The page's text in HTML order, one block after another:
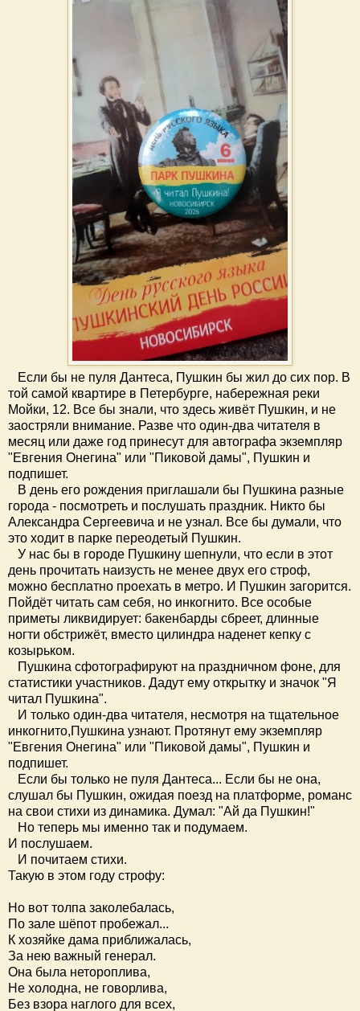
Если бы не пуля Дантеса, Пушкин бы жил до сих пор. В
той самой квартире в Петербурге, набережная реки
Мойки, 12. Все бы знали, что здесь живёт Пушкин, и не
заостряли внимание. Разве что один-два читателя в
месяц или даже год принесут для автографа экземпляр
"Евгения Онегина" или "Пиковой дамы", Пушкин и
подпишет.
В день его рождения приглашали бы Пушкина разные
города - посмотреть и послушать праздник. Никто бы
Александра Сергеевича и не узнал. Все бы думали, что
это ходит в парке переодетый Пушкин.
У нас бы в городе Пушкину шепнули, что если в этот
день прочитать наизусть не менее двух его строф,
можно бесплатно проехать в метро. И Пушкин загорится.
Пойдёт читать сам себя, но инкогнито. Все особые
приметы ликвидирует: бакенбарды сбреет, длинные
ногти обстрижёт, вместо цилиндра наденет кепку с
козырьком.
Пушкина сфотографируют на праздничном фоне, для
статистики участников. Дадут ему открытку и значок "Я
читал Пушкина".
И только один-два читателя, несмотря на тщательное
инкогнито,Пушкина узнают. Протянут ему экземпляр
"Евгения Онегина" или "Пиковой дамы", Пушкин и
подпишет.
Если бы только не пуля Дантеса... Если бы не она,
слушал бы Пушкин, ожидая поезд на платформе, романс
на свои стихи из динамика. Думал: "Ай да Пушкин!"
Но теперь мы именно так и подумаем.
И послушаем.
И почитаем стихи.
Такую в этом году строфу:
Но вот толпа заколебалась,
По зале шёпот пробежал...
К хозяйке дама приближалась,
За нею важный генерал.
Она была нетороплива,
Не холодна, не говорлива,
Без взора наглого для всех,